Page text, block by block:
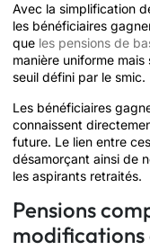
Avec la simplification
les bénéficiaires
que les pensions de
manière uniforme
seuil défini par le smic.
Les bénéficiaires
connaissent
future. Le lien entre
désamorçant ainsi de
les aspirants retraités.
Pensions
modifications